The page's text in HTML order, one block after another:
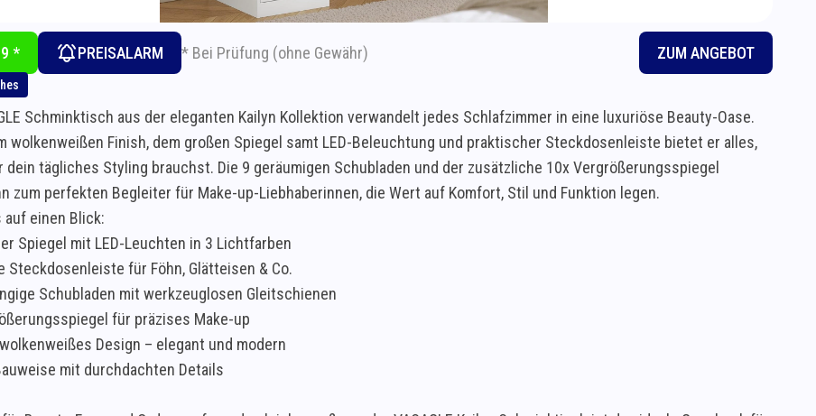
* PREISALARM * Bei Prüfung (ohne Gewähr) ZUM ANGEBOT
Schminktisch aus der eleganten Kailyn Kollektion verwandelt jedes Schlafzimmer in eine luxuriöse Beauty-Oase.
wolkenweißen Finish, dem großen Spiegel samt LED-Beleuchtung und praktischer Steckdosenleiste bietet er alles,
dein tägliches Styling brauchst. Die 9 geräumigen Schubladen und der zusätzliche 10x Vergrößerungsspiegel
zum perfekten Begleiter für Make-up-Liebhaberinnen, die Wert auf Komfort, Stil und Funktion legen.
einen Blick:
Spiegel mit LED-Leuchten in 3 Lichtfarben
Steckdosenleiste für Föhn, Glätteisen & Co.
Schubladen mit werkzeuglosen Gleitschienen
für präzises Make-up
Design – elegant und modern
mit durchdachten Details